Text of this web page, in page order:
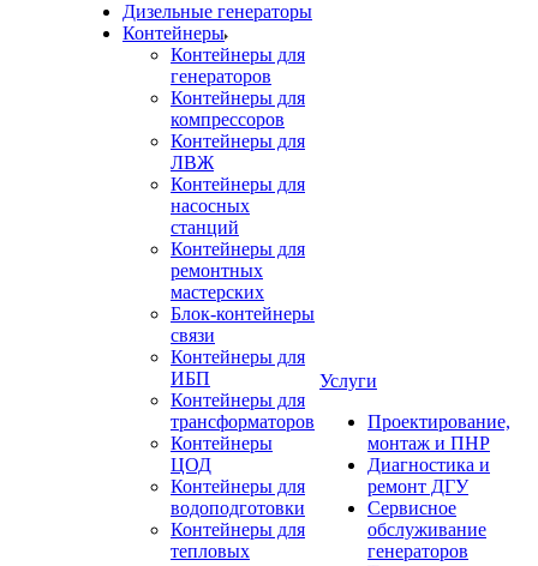
Дизельные генераторы
Контейнеры
Контейнеры для
генераторов
Контейнеры для
компрессоров
Контейнеры для
ЛВЖ
Контейнеры для
насосных
станций
Контейнеры для
ремонтных
мастерских
Блок-контейнеры
связи
Контейнеры для
ИБП
Контейнеры для
трансформаторов
Контейнеры
ЦОД
Контейнеры для
водоподготовки
Контейнеры для
тепловых
Услуги
Проектирование,
монтаж и ПНР
Диагностика и
ремонт ДГУ
Сервисное
обслуживание
генераторов